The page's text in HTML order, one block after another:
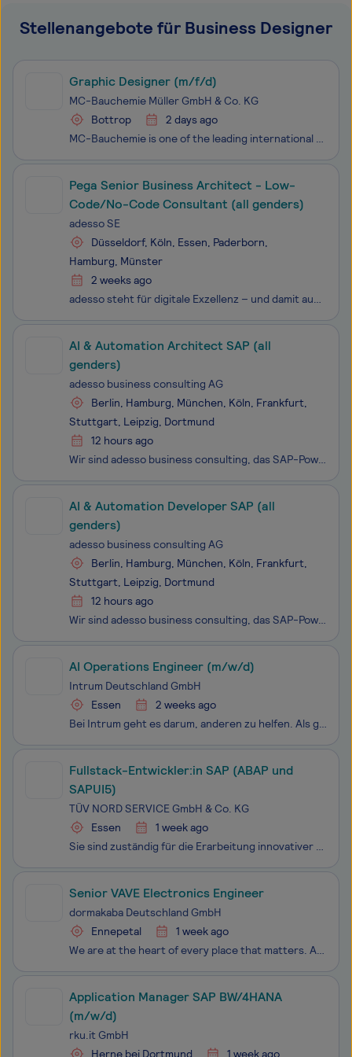
Stellenangebote für Business Designer
Graphic Designer (m/f/d)
MC-Bauchemie Müller GmbH & Co. KG
Bottrop
2 days ago
MC-Bauchemie is one of the leading international manufacturers of construction chemical products and technologies for concrete enhancement, as well as for the protection and maintenance of building structures. Headquartered in Bottrop, the group operates in more than 50 countries around the globe wi
Pega Senior Business Architect - Low-
Code/No-Code Consultant (all genders)
adesso SE
Düsseldorf, Köln, Essen, Paderborn,
Hamburg, Münster
2 weeks ago
adesso steht für digitale Exzellenz – und damit auch für vielfältige Entwicklungsmöglichkeiten für alle adessi. Wir wachsen gemeinsam und lernen voneinander: in anspruchsvollen Projekten, interdisziplinären Teams und mit zielgerichteten Trainingsangeboten. Wir haben IT im Herzen und den Erfolg unser
AI & Automation Architect SAP (all
genders)
adesso business consulting AG
Berlin, Hamburg, München, Köln, Frankfurt,
Stuttgart, Leipzig, Dortmund
12 hours ago
Wir sind adesso business consulting, das SAP-Powerhouse der adesso Group. Als führender IT-Dienstleister stehen wir für Kundenorientierung, Wachstum und starke Perspektiven. Unser größter Erfolgsfaktor? Das sind unsere Mitarbeitenden! Als SAP-Profis begleiten wir kundenspezifische Herausforderungen
AI & Automation Developer SAP (all
genders)
adesso business consulting AG
Berlin, Hamburg, München, Köln, Frankfurt,
Stuttgart, Leipzig, Dortmund
12 hours ago
Wir sind adesso business consulting, das SAP-Powerhouse der adesso Group. Als führender IT-Dienstleister stehen wir für Kundenorientierung, Wachstum und starke Perspektiven. Unser größter Erfolgsfaktor? Das sind unsere Mitarbeitenden! Als SAP-Profis begleiten wir kundenspezifische Herausforderungen
AI Operations Engineer (m/w/d)
Intrum Deutschland GmbH
Essen
2 weeks ago
Bei Intrum geht es darum, anderen zu helfen. Als globales Dienstleistungsunternehmen für Kreditservices bahnen wir tagtäglich den Weg zu einer gesunden Wirtschaft. Für uns zu arbeiten bedeutet, mit den besten Mitarbeiter:innen, den interessantesten Kunden, den neuesten Innovationen am Markt und den
Fullstack-Entwickler:in SAP (ABAP und
SAPUI5)
TÜV NORD SERVICE GmbH & Co. KG
Essen
1 week ago
Sie sind zuständig für die Erarbeitung innovativer Lösungen im Bereich SAPUI5 und Fiori sowie für die Analyse, Spezifikation, Konzeption und Implementierung von Projekten in der Frontend-Entwicklung mit SAPUI5, JavaScript und SAP ABAP/OO. Bei der Konzeption berücksichtigen Sie die Nutzeranforde
Senior VAVE Electronics Engineer
dormakaba Deutschland GmbH
Ennepetal
1 week ago
We are at the heart of every place that matters. As a leading global provider in the access solutions market for schools, banks, airports, hospitals, hotels, and many more, we enable seamless movement within secure, safe, and sustainable places. Our work is IMPORTANT. YOU are important. We provide o
Application Manager SAP BW/4HANA
(m/w/d)
rku.it GmbH
Herne bei Dortmund
1 week ago